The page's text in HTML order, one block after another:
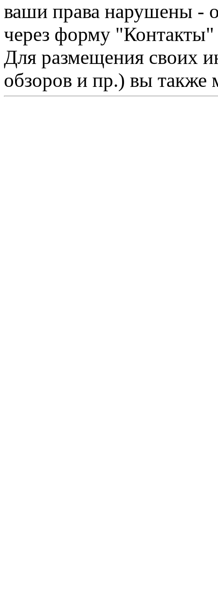
ваши права нарушены -
через форму "Контакты"
Для размещения своих
обзоров и пр.) вы также